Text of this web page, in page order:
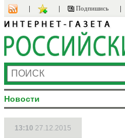
Подпишись
Новости
13:10 27.12.2015